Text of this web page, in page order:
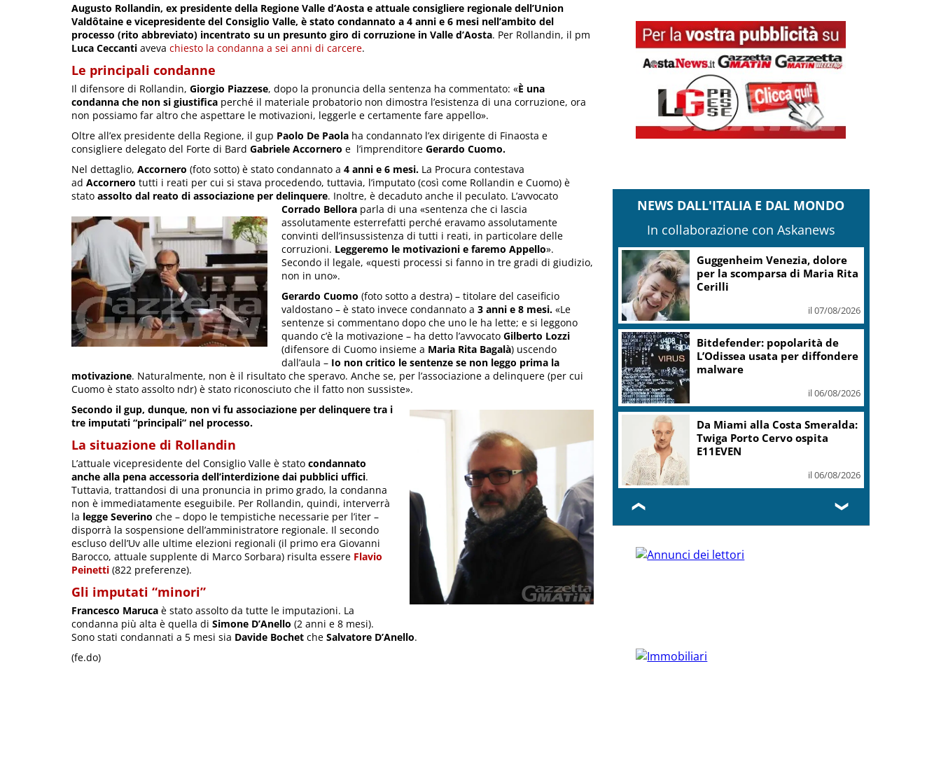
Augusto Rollandin, ex presidente della Regione Valle d’Aosta e attuale consigliere regionale dell’Union
Valdôtaine e vicepresidente del Consiglio Valle, è stato condannato a 4 anni e 6 mesi nell’ambito del
processo (rito abbreviato) incentrato su un presunto giro di corruzione in Valle d’Aosta. Per Rollandin, il pm
Luca Ceccanti aveva chiesto la condanna a sei anni di carcere.
Le principali condanne
Il difensore di Rollandin, Giorgio Piazzese, dopo la pronuncia della sentenza ha commentato: «È una
condanna che non si giustifica perché il materiale probatorio non dimostra l’esistenza di una corruzione, ora
non possiamo far altro che aspettare le motivazioni, leggerle e certamente fare appello».
Oltre all’ex presidente della Regione, il gup Paolo De Paola ha condannato l’ex dirigente di Finaosta e
consigliere delegato del Forte di Bard Gabriele Accornero e l’imprenditore Gerardo Cuomo.
Nel dettaglio, Accornero (foto sotto) è stato condannato a 4 anni e 6 mesi. La Procura contestava
ad Accornero tutti i reati per cui si stava procedendo, tuttavia, l’imputato (così come Rollandin e Cuomo) è
stato assolto dal reato di associazione per delinquere. Inoltre, è decaduto anche il peculato. L’avvocato
Corrado Bellora parla di una «sentenza che ci lascia
assolutamente esterrefatti perché eravamo assolutamente
convinti dell’insussistenza di tutti i reati, in particolare delle
corruzioni. Leggeremo le motivazioni e faremo Appello».
Secondo il legale, «questi processi si fanno in tre gradi di giudizio,
non in uno».
Gerardo Cuomo (foto sotto a destra) – titolare del caseificio
valdostano – è stato invece condannato a 3 anni e 8 mesi. «Le
sentenze si commentano dopo che uno le ha lette; e si leggono
quando c’è la motivazione – ha detto l’avvocato Gilberto Lozzi
(difensore di Cuomo insieme a Maria Rita Bagalà) uscendo
dall’aula – Io non critico le sentenze se non leggo prima la
motivazione. Naturalmente, non è il risultato che speravo. Anche se, per l’associazione a delinquere (per cui
Cuomo è stato assolto ndr) è stato riconosciuto che il fatto non sussiste».
Secondo il gup, dunque, non vi fu associazione per delinquere tra i
tre imputati “principali” nel processo.
La situazione di Rollandin
L’attuale vicepresidente del Consiglio Valle è stato condannato
anche alla pena accessoria dell’interdizione dai pubblici uffici.
Tuttavia, trattandosi di una pronuncia in primo grado, la condanna
non è immediatamente eseguibile. Per Rollandin, quindi, interverrà
la legge Severino che – dopo le tempistiche necessarie per l’iter –
disporrà la sospensione dell’amministratore regionale. Il secondo
escluso dell’Uv alle ultime elezioni regionali (il primo era Giovanni
Barocco, attuale supplente di Marco Sorbara) risulta essere Flavio
Peinetti (822 preferenze).
Gli imputati “minori”
Francesco Maruca è stato assolto da tutte le imputazioni. La
condanna più alta è quella di Simone D’Anello (2 anni e 8 mesi).
Sono stati condannati a 5 mesi sia Davide Bochet che Salvatore D’Anello.
(fe.do)
NEWS DALL'ITALIA E DAL MONDO
In collaborazione con Askanews
Guggenheim Venezia, dolore
per la scomparsa di Maria Rita
Cerilli
il 07/08/2026
Bitdefender: popolarità de
L’Odissea usata per diffondere
malware
il 06/08/2026
Da Miami alla Costa Smeralda:
Twiga Porto Cervo ospita
E11EVEN
il 06/08/2026
❮ ❯